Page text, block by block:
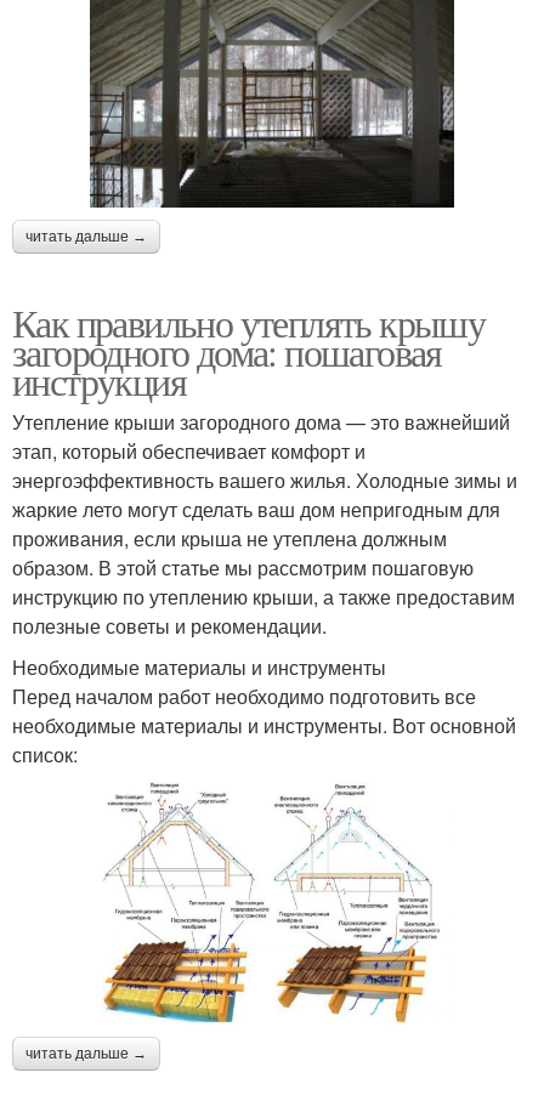
читать дальше →
Как правильно утеплять крышу
загородного дома: пошаговая
инструкция
Утепление крыши загородного дома — это важнейший
этап, который обеспечивает комфорт и
энергоэффективность вашего жилья. Холодные зимы и
жаркие лето могут сделать ваш дом непригодным для
проживания, если крыша не утеплена должным
образом. В этой статье мы рассмотрим пошаговую
инструкцию по утеплению крыши, а также предоставим
полезные советы и рекомендации.
Необходимые материалы и инструменты
Перед началом работ необходимо подготовить все
необходимые материалы и инструменты. Вот основной
список:
читать дальше →